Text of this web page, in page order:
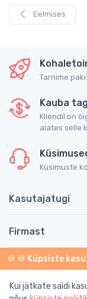
Eelmises
Tarnime
Kauba
Kliendil on
alates selle
Küsimuste
Kasutajatugi
Firmast
Teave
© 2026
🍪 🍪 Küpsiste
Kui jätkate saidi